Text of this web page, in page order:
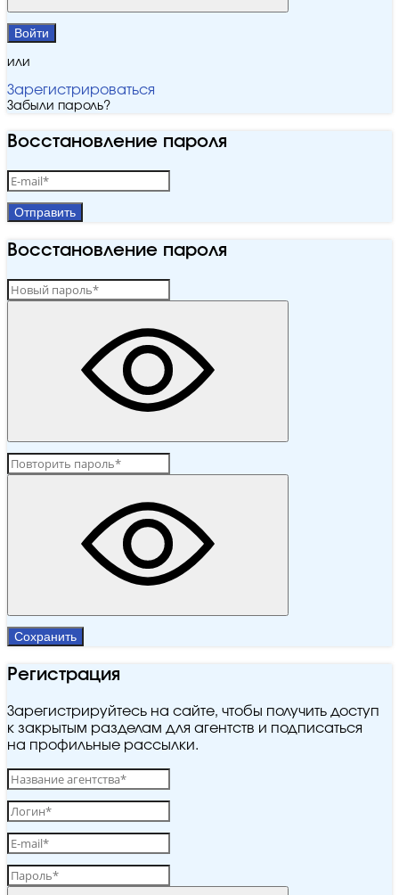
Войти
или
Зарегистрироваться
Забыли пароль?
Восстановление пароля
Отправить
Восстановление пароля
Сохранить
Регистрация
Зарегистрируйтесь на сайте, чтобы получить доступ
к закрытым разделам для агентств и подписаться
на профильные рассылки.